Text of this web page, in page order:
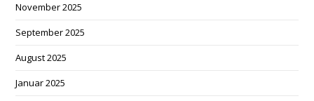
November 2025
September 2025
August 2025
Januar 2025